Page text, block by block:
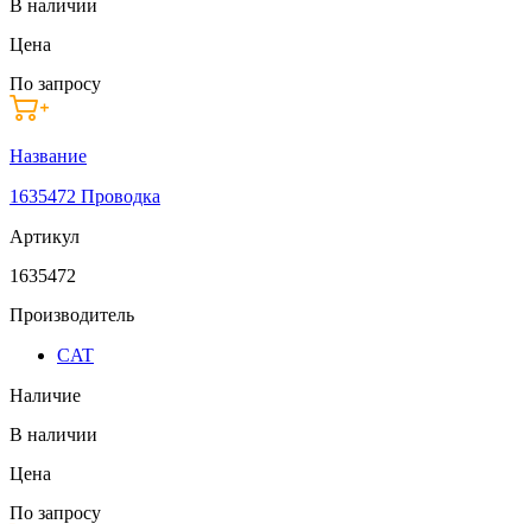
В наличии
Цена
По запросу
Название
1635472 Проводка
Артикул
1635472
Производитель
CAT
Наличие
В наличии
Цена
По запросу